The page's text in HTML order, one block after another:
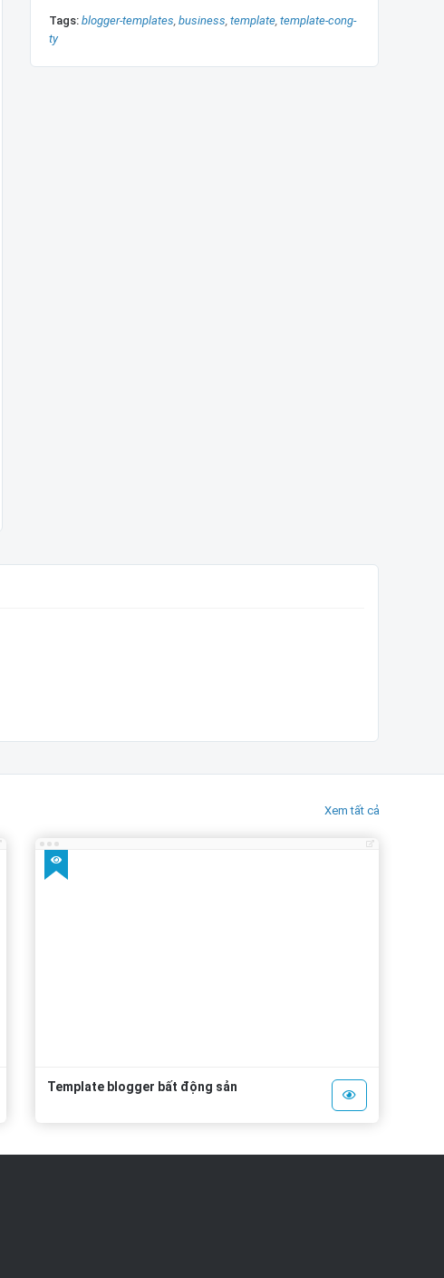
Tags: blogger-templates business template template-cong-
ty
Xem tất cả
Template blogger bất động sản